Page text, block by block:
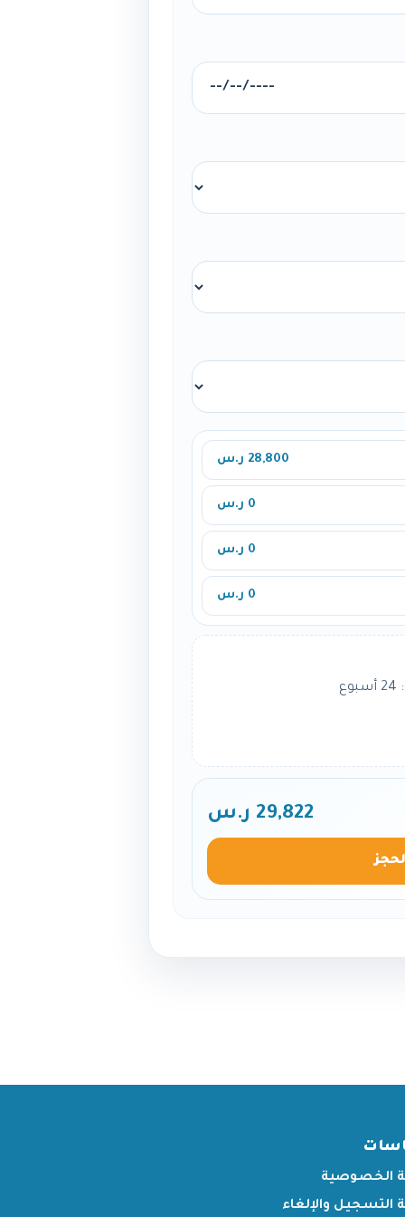
28,800 ر.س
0 ر.س
0 ر.س
0 ر.س
29,822 ر.س
الخصوصية
والإلغاء